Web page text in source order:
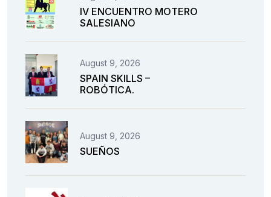
IV ENCUENTRO MOTERO
SALESIANO
August 9, 2026
SPAIN SKILLS –
ROBÓTICA.
August 9, 2026
SUEÑOS